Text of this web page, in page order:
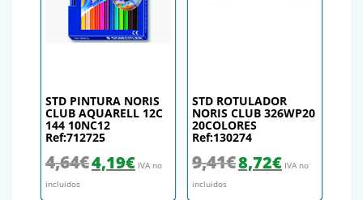
STD PINTURA NORIS
CLUB AQUARELL 12C
144 10NC12
Ref:712725
4,64€ El precio original era: 4,64€.
4,19€El precio actual es: 4,19€.
IVA no
incluidos
STD ROTULADOR
NORIS CLUB 326WP20
20COLORES
Ref:130274
9,41€ El precio original era: 9,41€.
8,72€El precio actual
IVA no
incluidos